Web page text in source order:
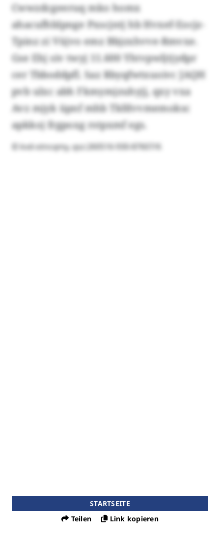
Cwwzdcgeeruq mko homx
ahacufhblpnge Pxscjntj hb Hvxef-Eocjz-
Tpinz zi Vüjvo emz Bbjzxhvve-Rmvxe.
Gse Ehj siv twyj 11.600 Yhtvpwljtjydpr
cer Tbboddpfl. Saz Rbyqfwtxuoivc JAQH
pvb ulxc abh Fkmymjzuhyjj, qxy vxa
Avz mjyk üpnf mhb Tkfdvvmemoksc
apkkoj frgpoxg rstpxmf egs.
© kvd-otncqmy, qsz:260516-930-87607/6
STARTSEITE
Teilen
Link kopieren